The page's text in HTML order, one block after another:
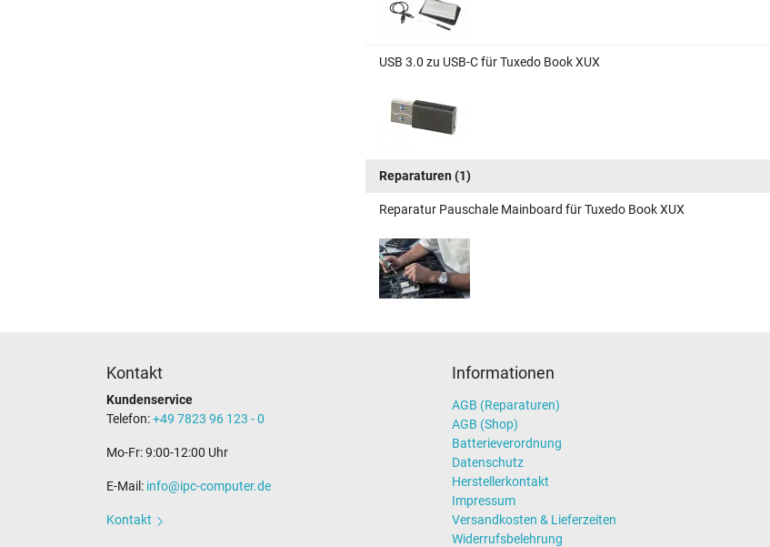
USB 3.0 zu USB-C für Tuxedo Book XUX
Reparaturen (1)
Reparatur Pauschale Mainboard für Tuxedo Book XUX
Kontakt
Kundenservice
Telefon:+49 7823 96 123 - 0
Mo-Fr: 9:00-12:00 Uhr
E-Mail: info@ipc-computer.de
Kontakt
Informationen
AGB (Reparaturen)
AGB (Shop)
Batterieverordnung
Datenschutz
Herstellerkontakt
Impressum
Versandkosten & Lieferzeiten
Widerrufsbelehrung